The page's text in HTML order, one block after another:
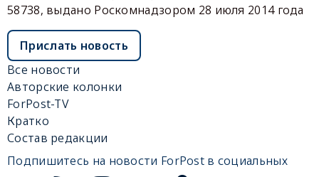
58738, выдано Роскомнадзором 28 июля 2014 года
Прислать новость
Все новости
Авторские колонки
ForPost-TV
Кратко
Состав редакции
Подпишитесь на новости ForPost в социальных